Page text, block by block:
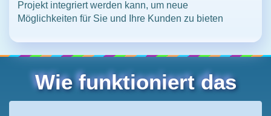
Projekt integriert werden kann, um neue
Möglichkeiten für Sie und Ihre Kunden zu bieten
Wie funktioniert das